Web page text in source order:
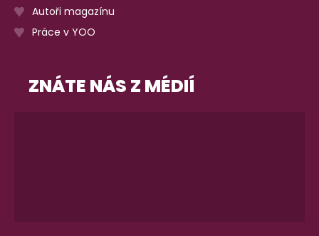
Autoři magazínu
Práce v YOO
ZNÁTE NÁS Z MÉDIÍ